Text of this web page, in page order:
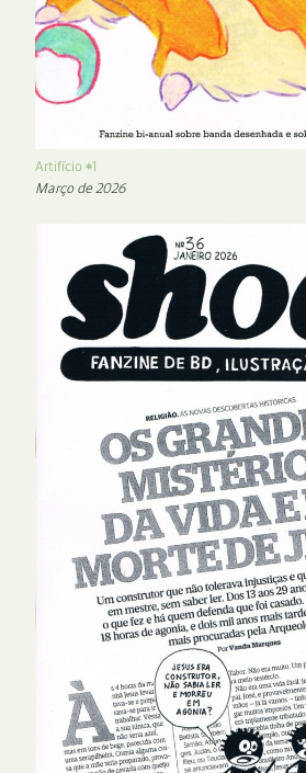
Artifício #1
Março de 2026